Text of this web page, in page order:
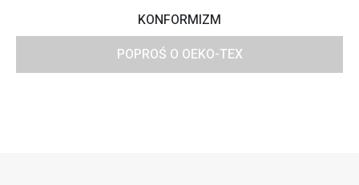
KONFORMIZM
POPROŚ O OEKO-TEX